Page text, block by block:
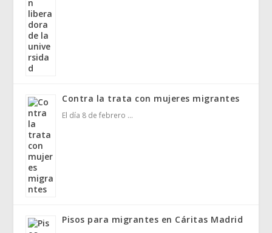
Contra la trata con mujeres migrantes
El día 8 de febrero …
Pisos para migrantes en Cáritas Madrid